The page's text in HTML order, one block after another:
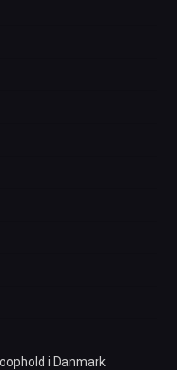
i Danmark